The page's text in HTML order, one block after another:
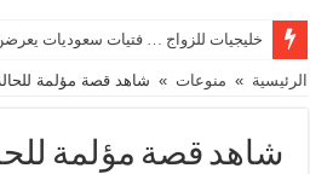
خليجيات للزواج … فتيات سعوديات
الرئيسية » منوعات » شاهد قصة مؤلمة للحالة رقم 14 التي